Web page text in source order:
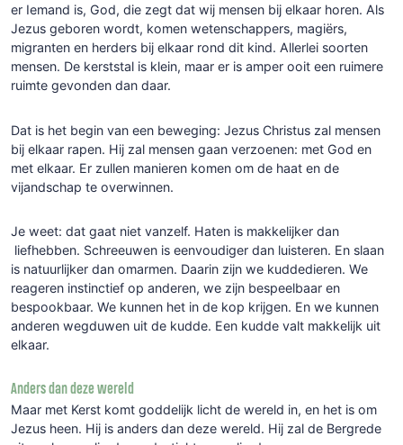
er Iemand is, God, die zegt dat wij mensen bij elkaar horen. Als
Jezus geboren wordt, komen wetenschappers, magiërs,
migranten en herders bij elkaar rond dit kind. Allerlei soorten
mensen. De kerststal is klein, maar er is amper ooit een ruimere
ruimte gevonden dan daar.
Dat is het begin van een beweging: Jezus Christus zal mensen
bij elkaar rapen. Hij zal mensen gaan verzoenen: met God en
met elkaar. Er zullen manieren komen om de haat en de
vijandschap te overwinnen.
Je weet: dat gaat niet vanzelf. Haten is makkelijker dan
liefhebben. Schreeuwen is eenvoudiger dan luisteren. En slaan
is natuurlijker dan omarmen. Daarin zijn we kuddedieren. We
reageren instinctief op anderen, we zijn bespeelbaar en
bespookbaar. We kunnen het in de kop krijgen. En we kunnen
anderen wegduwen uit de kudde. Een kudde valt makkelijk uit
elkaar.
Anders dan deze wereld
Maar met Kerst komt goddelijk licht de wereld in, en het is om
Jezus heen. Hij is anders dan deze wereld. Hij zal de Bergrede